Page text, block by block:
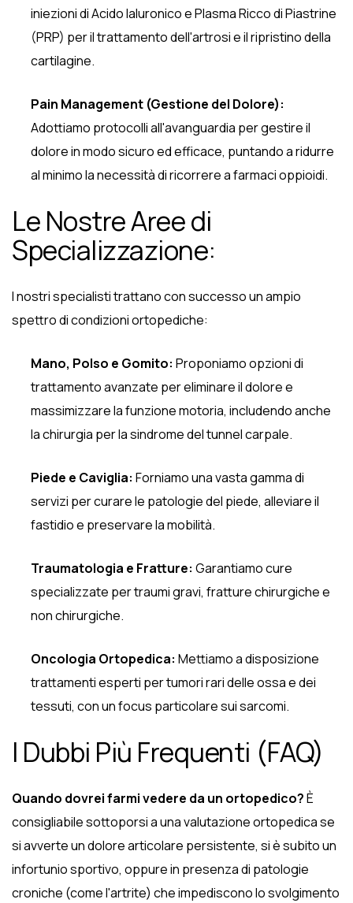
iniezioni di Acido Ialuronico e Plasma Ricco di Piastrine
(PRP) per il trattamento dell'artrosi e il ripristino della
cartilagine.
Pain Management (Gestione del Dolore):
Adottiamo protocolli all'avanguardia per gestire il
dolore in modo sicuro ed efficace, puntando a ridurre
al minimo la necessità di ricorrere a farmaci oppioidi.
Le Nostre Aree di
Specializzazione:
I nostri specialisti trattano con successo un ampio
spettro di condizioni ortopediche:
Mano, Polso e Gomito: Proponiamo opzioni di
trattamento avanzate per eliminare il dolore e
massimizzare la funzione motoria, includendo anche
la chirurgia per la sindrome del tunnel carpale.
Piede e Caviglia: Forniamo una vasta gamma di
servizi per curare le patologie del piede, alleviare il
fastidio e preservare la mobilità.
Traumatologia e Fratture: Garantiamo cure
specializzate per traumi gravi, fratture chirurgiche e
non chirurgiche.
Oncologia Ortopedica: Mettiamo a disposizione
trattamenti esperti per tumori rari delle ossa e dei
tessuti, con un focus particolare sui sarcomi.
I Dubbi Più Frequenti (FAQ)
Quando dovrei farmi vedere da un ortopedico?È
consigliabile sottoporsi a una valutazione ortopedica se
si avverte un dolore articolare persistente, si è subito un
infortunio sportivo, oppure in presenza di patologie
croniche (come l'artrite) che impediscono lo svolgimento